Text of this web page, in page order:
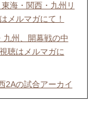
海・関西・九州リ
メルマガにて！
州、開幕戦の中
聴はメルマガに
2Aの試合アーカイ